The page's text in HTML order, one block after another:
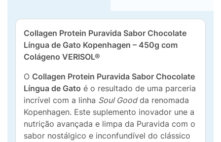
Collagen Protein Puravida Sabor Chocolate
Língua de Gato Kopenhagen – 450g com
Colágeno VERISOL®
O Collagen Protein Puravida Sabor Chocolate
Língua de Gato é o resultado de uma parceria
incrível com a linha Soul Goodda renomada
Kopenhagen. Este suplemento inovador une a
nutrição avançada e limpa da Puravida com o
sabor nostálgico e inconfundível do clássico